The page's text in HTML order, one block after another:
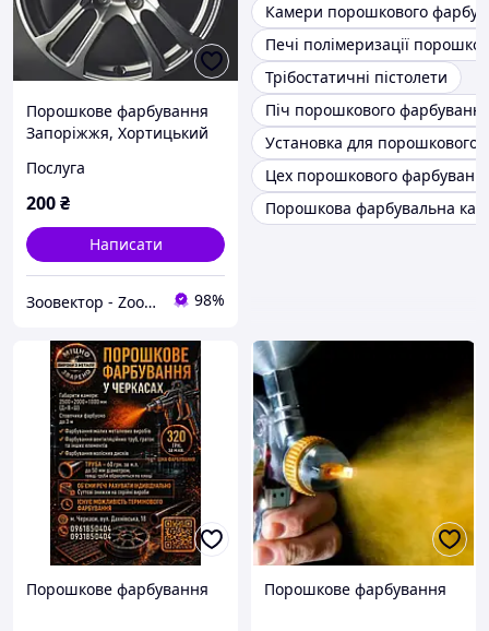
Порошкове фарбування
Запоріжжя, Хортицький
Послуга
200₴
Написати
Зоовектор - Zoovektor 98%
Камери порошкового
Печі полімеризації
Трібостатичні пістолети
Піч порошкового
Установка для порошкового
Цех порошкового
Порошкова фарбувальна
Порошкове фарбування Порошкове фарбування